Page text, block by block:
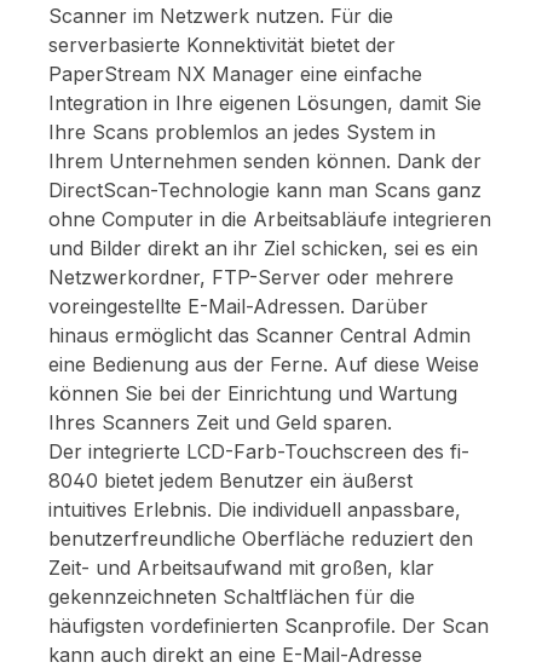
Scanner im Netzwerk nutzen. Für die
serverbasierte Konnektivität bietet der
PaperStream NX Manager eine einfache
Integration in Ihre eigenen Lösungen, damit Sie
Ihre Scans problemlos an jedes System in
Ihrem Unternehmen senden können. Dank der
DirectScan-Technologie kann man Scans ganz
ohne Computer in die Arbeitsabläufe integrieren
und Bilder direkt an ihr Ziel schicken, sei es ein
Netzwerkordner, FTP-Server oder mehrere
voreingestellte E-Mail-Adressen. Darüber
hinaus ermöglicht das Scanner Central Admin
eine Bedienung aus der Ferne. Auf diese Weise
können Sie bei der Einrichtung und Wartung
Ihres Scanners Zeit und Geld sparen.
Der integrierte LCD-Farb-Touchscreen des fi-
8040 bietet jedem Benutzer ein äußerst
intuitives Erlebnis. Die individuell anpassbare,
benutzerfreundliche Oberfläche reduziert den
Zeit- und Arbeitsaufwand mit großen, klar
gekennzeichneten Schaltflächen für die
häufigsten vordefinierten Scanprofile. Der Scan
kann auch direkt an eine E-Mail-Adresse